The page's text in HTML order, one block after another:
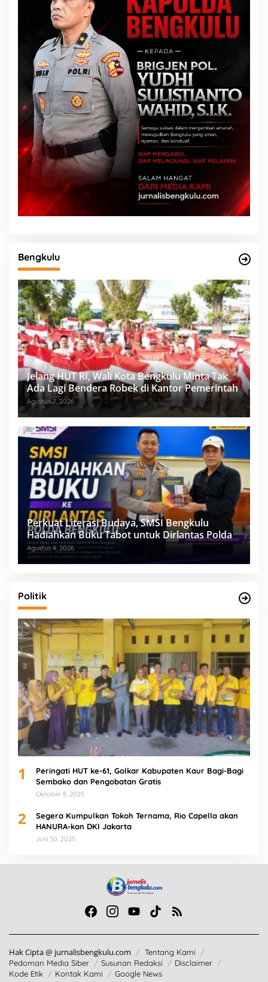
Bengkulu
Jelang HUT RI, Wali Kota Bengkulu Minta Tak
Ada Lagi Bendera Robek di Kantor Pemerintah
Agustus 7, 2026
Perkuat Literasi Budaya, SMSI Bengkulu
Hadiahkan Buku Tabot untuk Dirlantas Polda
Agustus 4, 2026
Politik
1
Peringati HUT ke-61, Golkar Kabupaten Kaur Bagi-Bagi
Sembako dan Pengobatan Gratis
Oktober 8, 2025
2
Segera Kumpulkan Tokoh Ternama, Rio Capella akan
HANURA-kan DKI Jakarta
Juni 30, 2025
Hak Cipta @ jurnalisbengkulu.com
Tentang Kami
Pedoman Media Siber
Susunan Redaksi
Disclaimer
Kode Etik
Kontak Kami Google News